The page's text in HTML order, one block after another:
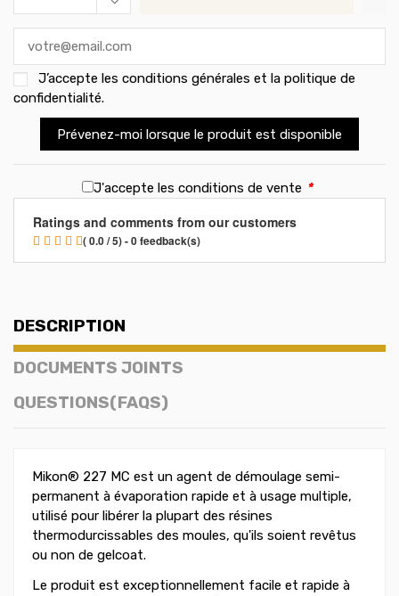
J’accepte les conditions générales et la politique de
confidentialité.
Prévenez-moi lorsque le produit est disponible
J'accepte les conditions de vente *
Ratings and comments from our customers
( 0.0 / 5) - 0 feedback(s)
DESCRIPTION
DOCUMENTS JOINTS
QUESTIONS(FAQS)
Mikon® 227 MC est un agent de démoulage semi-
permanent à évaporation rapide et à usage multiple,
utilisé pour libérer la plupart des résines
thermodurcissables des moules, qu'ils soient revêtus
ou non de gelcoat.
Le produit est exceptionnellement facile et rapide à